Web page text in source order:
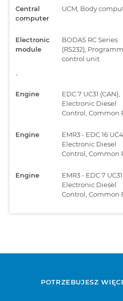
Central
computer
UCM, Body
Electronic
module
BODAS RC Series
(RS232),
control unit
-
Engine
EDC 7 UC31 (CAN),
Electronic Diesel
Control, Common
Engine
EMR3 - EDC 16
Electronic Diesel
Control, Common
Engine
EMR3 - EDC 7 UC31,
Electronic Diesel
Control, Common
POTRZEBUJESZ